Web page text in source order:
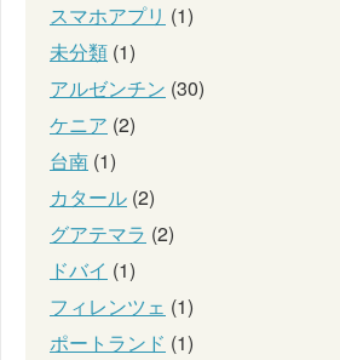
スマホアプリ (1)
未分類 (1)
アルゼンチン (30)
ケニア (2)
台南 (1)
カタール (2)
グアテマラ (2)
ドバイ (1)
フィレンツェ (1)
ポートランド (1)